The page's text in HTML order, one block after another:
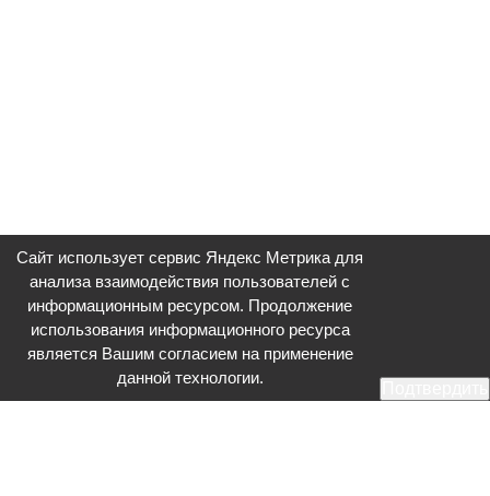
Сайт использует сервис Яндекс Метрика для
анализа взаимодействия пользователей с
информационным ресурсом. Продолжение
использования информационного ресурса
является Вашим согласием на применение
данной технологии.